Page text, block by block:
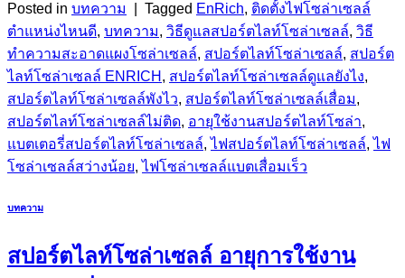
Posted in บทความ Tagged EnRich, ติดตั้งไฟโซล่าเซลล์
ตำแหน่งไหนดี, บทความ, วิธีดูแลสปอร์ตไลท์โซล่าเซลล์, วิธี
ทำความสะอาดแผงโซล่าเซลล์, สปอร์ตไลท์โซล่าเซลล์, สปอร์ต
ไลท์โซล่าเซลล์ ENRICH , สปอร์ตไลท์โซล่าเซลล์ดูแลยังไง,
สปอร์ตไลท์โซล่าเซลล์พังไว, สปอร์ตไลท์โซล่าเซลล์เสื่อม,
สปอร์ตไลท์โซล่าเซลล์ไม่ติด, อายุใช้งานสปอร์ตไลท์โซล่า,
แบตเตอรี่สปอร์ตไลท์โซล่าเซลล์,ไฟสปอร์ตไลท์โซล่าเซลล์,ไฟ
โซล่าเซลล์สว่างน้อย,ไฟโซล่าเซลล์แบตเสื่อมเร็ว
บทความ
สปอร์ตไลท์โซล่าเซลล์ อายุการใช้งาน